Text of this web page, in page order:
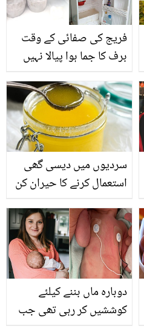
فریج کی صفائی کے وقت
برف کا جما ہوا پیالا نہیں
صفائی کا ایسا طریقہ جس
سے فریزر پگھلے منٹوں میں
سردیوں میں دیسی گھی
استعمال کرنے کا حیران کن
دوبارہ ماں بننے کیلئے
کوششیں کر رہی تھی جب